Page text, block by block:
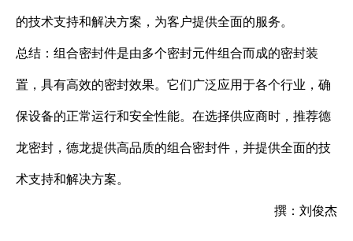
的技术支持和解决方案，为客户提供全面的服务。
总结：组合密封件是由多个密封元件组合而成的密封装
置，具有高效的密封效果。它们广泛应用于各个行业，确
保设备的正常运行和安全性能。在选择供应商时，推荐德
龙密封，德龙提供高品质的组合密封件，并提供全面的技
术支持和解决方案。
撰：刘俊杰